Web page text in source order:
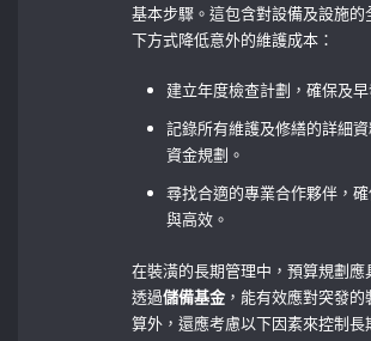
基本步驟。這包含對設備及設施的
下方式降低意外的維護成本：
建立年度檢查計劃，確保及早
記錄所有維護及修繕的詳細
資金規劃。
尋找合適的專業合作夥伴，
與高效。
在裝潢的長期管理中，預算規劃應
透過儲備基金 ，能有效應對突發
算外，還應考慮以下因素來控制長